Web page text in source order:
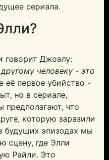
сериала.
говорит Джоэлу:
человеку - это
её первое убийство -
но в сериале,
предполагают, что
которую заразили
будущих эпизодах мы
сцену, где Элли
Райли. Это